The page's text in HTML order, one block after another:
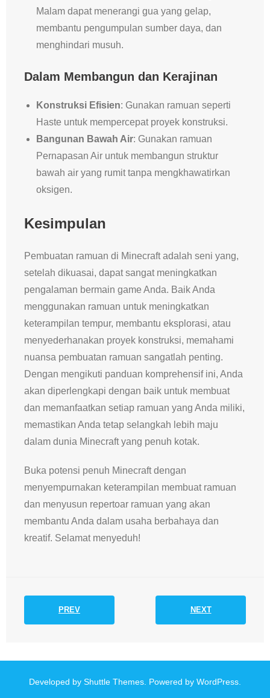
Malam dapat menerangi gua yang gelap,
membantu pengumpulan sumber daya, dan
menghindari musuh.
Dalam Membangun dan Kerajinan
Konstruksi Efisien: Gunakan ramuan seperti
Haste untuk mempercepat proyek konstruksi.
Bangunan Bawah Air: Gunakan ramuan
Pernapasan Air untuk membangun struktur
bawah air yang rumit tanpa mengkhawatirkan
oksigen.
Kesimpulan
Pembuatan ramuan di Minecraft adalah seni yang,
setelah dikuasai, dapat sangat meningkatkan
pengalaman bermain game Anda. Baik Anda
menggunakan ramuan untuk meningkatkan
keterampilan tempur, membantu eksplorasi, atau
menyederhanakan proyek konstruksi, memahami
nuansa pembuatan ramuan sangatlah penting.
Dengan mengikuti panduan komprehensif ini, Anda
akan diperlengkapi dengan baik untuk membuat
dan memanfaatkan setiap ramuan yang Anda miliki,
memastikan Anda tetap selangkah lebih maju
dalam dunia Minecraft yang penuh kotak.
Buka potensi penuh Minecraft dengan
menyempurnakan keterampilan membuat ramuan
dan menyusun repertoar ramuan yang akan
membantu Anda dalam usaha berbahaya dan
kreatif. Selamat menyeduh!
PREV NEXT
Developed by Shuttle Themes . Powered by WordPress